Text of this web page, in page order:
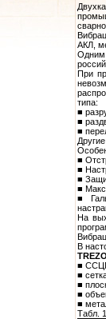
АКЛ,
Одним
При
типа:
■
■
■
■
■
■
■
■
На
В
■
■
■
■
■
Табл.